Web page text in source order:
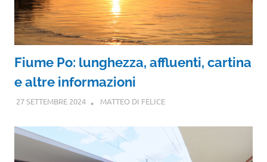
Fiume Po: lunghezza, affluenti, cartina
e altre informazioni
27 SETTEMBRE 2024 MATTEO DI FELICE